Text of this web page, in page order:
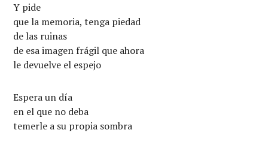
Y pide
que la memoria, tenga piedad
de las ruinas
de esa imagen frágil que ahora
le devuelve el espejo
Espera un día
en el que no deba
temerle a su propia sombra